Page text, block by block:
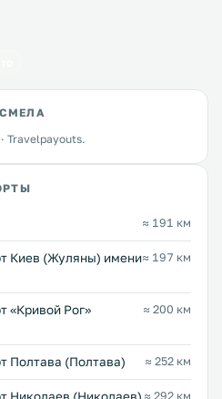
Travelpayouts.
≈ 191 км
Киев (Жуляны) имени≈ 197 км
«Кривой Рог»
≈ 200 км
Полтава (Полтава) ≈ 252 км
≈ 292 км